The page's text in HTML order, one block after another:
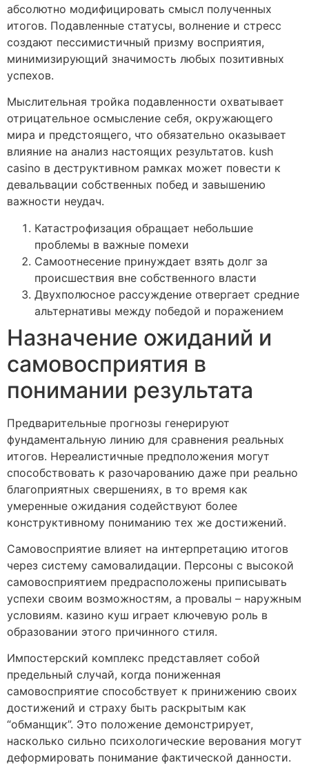
абсолютно модифицировать смысл полученных
итогов. Подавленные статусы, волнение и стресс
создают пессимистичный призму восприятия,
минимизирующий значимость любых позитивных
успехов.
Мыслительная тройка подавленности охватывает
отрицательное осмысление себя, окружающего
мира и предстоящего, что обязательно оказывает
влияние на анализ настоящих результатов. kush
casino в деструктивном рамках может повести к
девальвации собственных побед и завышению
важности неудач.
Катастрофизация обращает небольшие
проблемы в важные помехи
Самоотнесение принуждает взять долг за
происшествия вне собственного власти
Двухполюсное рассуждение отвергает средние
альтернативы между победой и поражением
Назначение ожиданий и
самовосприятия в
понимании результата
Предварительные прогнозы генерируют
фундаментальную линию для сравнения реальных
итогов. Нереалистичные предположения могут
способствовать к разочарованию даже при реально
благоприятных свершениях, в то время как
умеренные ожидания содействуют более
конструктивному пониманию тех же достижений.
Самовосприятие влияет на интерпретацию итогов
через систему самовалидации. Персоны с высокой
самовосприятием предрасположены приписывать
успехи своим возможностям, а провалы – наружным
условиям. казино куш играет ключевую роль в
образовании этого причинного стиля.
Импостерский комплекс представляет собой
предельный случай, когда пониженная
самовосприятие способствует к принижению своих
достижений и страху быть раскрытым как
“обманщик”. Это положение демонстрирует,
насколько сильно психологические верования могут
деформировать понимание фактической данности.